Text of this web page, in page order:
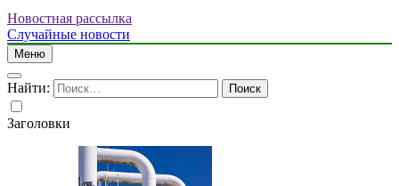
Новостная рассылка
Случайные новости
Меню
Найти:
Заголовки